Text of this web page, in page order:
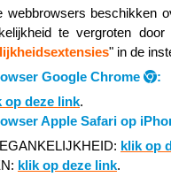
webbrowsers beschikken
te vergroten
" in de
Google Chrome
:
op deze link.​​​​​​​
Apple Safari op
klik op
klik op deze link.​​​​​​​